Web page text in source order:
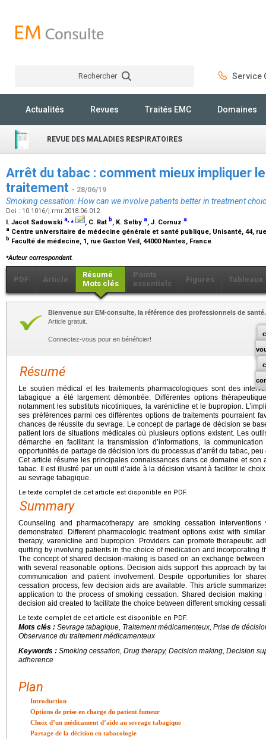
Rechercher Service
Actualités Revues Traités EMC Domaines
REVUE DES MALADIES RESPIRATOIRES
Arrêt du tabac : comment mieux impliquer
traitement - 28/06/19
Smoking cessation: How can we involve patients better in treatment
Doi : 10.1016/j.rmr.2018.06.012
I. Jacot Sadowski a,⁎ , C. Rat b, K. Selby a, J. Cornuz a
a Centre universitaire de médecine générale et santé publique, Unisanté, 44,
b Faculté de médecine, 1, rue Gaston Veil, 44000 Nantes, France
⁎Auteur correspondant.
PDF Article
Résumé
Mots clés
Points
essentiels
Figures Tableaux
Bienvenue sur EM-consulte, la référence des professionnels de santé.
Article gratuit.
Connectez-vous pour en bénéficier!
Résumé
Le soutien médical et les traitements pharmacologiques sont des
tabagique a été largement démontrée. Différentes options
notamment les substituts nicotiniques, la varénicline et le bupropion.
ses préférences parmi ces différentes options de traitements pourraient
chances de réussite du sevrage. Le concept de partage de décision se
patient lors de situations médicales où plusieurs options existent. Les
démarche en facilitant la transmission d’informations, la
opportunités de partage de décision lors du processus d’arrêt du tabac,
Cet article résume les principales connaissances dans ce domaine et son
tabac. Il est illustré par un outil d’aide à la décision visant à faciliter le
au sevrage tabagique.
Le texte complet de cet article est disponible en PDF.
Summary
Counseling and pharmacotherapy are smoking cessation
demonstrated. Different pharmacologic treatment options exist with
therapy, varenicline and bupropion. Providers can promote therapeutic
quitting by involving patients in the choice of medication and incorporating
The concept of shared decision-making is based on an exchange
with several reasonable options. Decision aids support this approach by
communication and patient involvement. Despite opportunities for
cessation process, few decision aids are available. This article
application to the process of smoking cessation. Shared decision
decision aid created to facilitate the choice between different smoking
Le texte complet de cet article est disponible en PDF.
Mots clés : Sevrage tabagique, Traitement médicamenteux, Prise de
Observance du traitement médicamenteux
Keywords : Smoking cessation, Drug therapy, Decision making, Decision
adherence
Plan
Introduction
Options de prise en charge du patient fumeur
Choix d’un médicament d’aide au sevrage tabagique
Partage de la décision en tabacologie